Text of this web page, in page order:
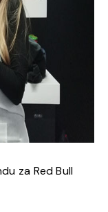
za Red Bull